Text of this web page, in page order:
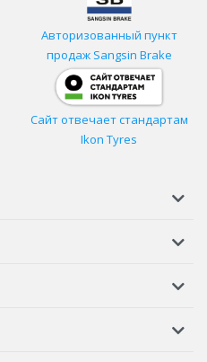
Авторизованный пункт
продаж Sangsin Brake
Сайт отвечает стандартам
Ikon Tyres